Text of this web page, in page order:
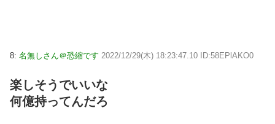
8: 名無しさん＠恐縮です 2022/12/29(木) 18:23:47.10 ID:58EPlAKO0
楽しそうでいいな
何億持ってんだろ